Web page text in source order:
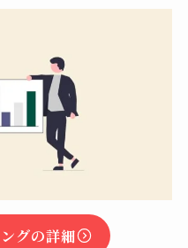
グの詳細